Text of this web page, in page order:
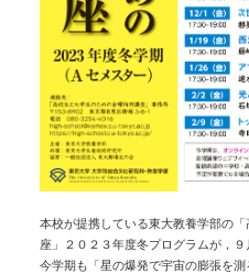
本校が提携している東大教養学部の
座」２０２３年度冬プログラムが，９
今学期も「星の爆発で宇宙の膨張を